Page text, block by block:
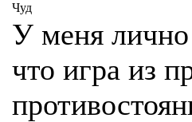
Чуд
У меня
что игра из